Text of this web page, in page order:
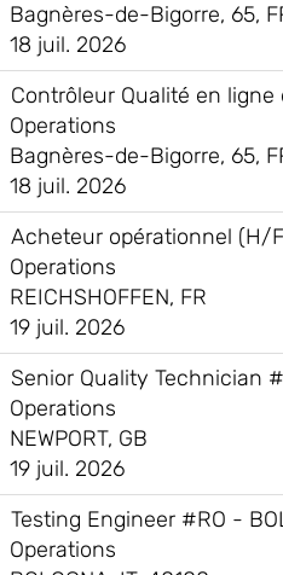
Bagnères-de-Bigorre, 65,
18 juil. 2026
Contrôleur Qualité en ligne
Operations
Bagnères-de-Bigorre, 65,
18 juil. 2026
Acheteur opérationnel (H/
Operations
REICHSHOFFEN, FR
19 juil. 2026
Senior Quality Technician
Operations
NEWPORT, GB
19 juil. 2026
Testing Engineer #RO -
Operations